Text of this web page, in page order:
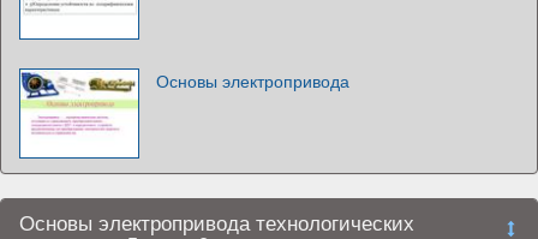
Основы электропривода
Основы электропривода технологических